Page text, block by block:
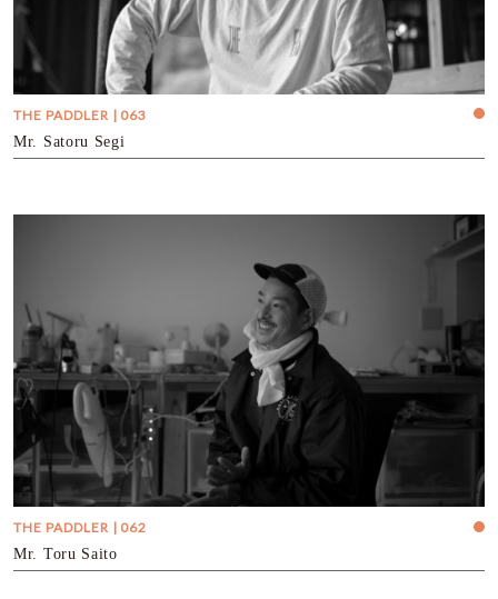
THE PADDLER | 063
Mr. Satoru Segi
THE PADDLER | 062
Mr. Toru Saito